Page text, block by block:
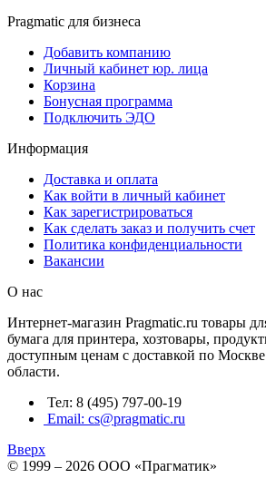
Pragmatic для бизнеса
Добавить компанию
Личный кабинет юр. лица
Корзина
Бонусная программа
Подключить ЭДО
Информация
Доставка и оплата
Как войти в личный кабинет
Как зарегистрироваться
Как сделать заказ и получить счет
Политика конфиденциальности
Вакансии
О нас
Интернет-магазин Pragmatic.ru товары
бумага для принтера, хозтовары,
доступным ценам с доставкой по
области.
Тел: 8 (495) 797-00-19
Email: cs@pragmatic.ru
Вверх
© 1999 – 2026 ООО «Прагматик»